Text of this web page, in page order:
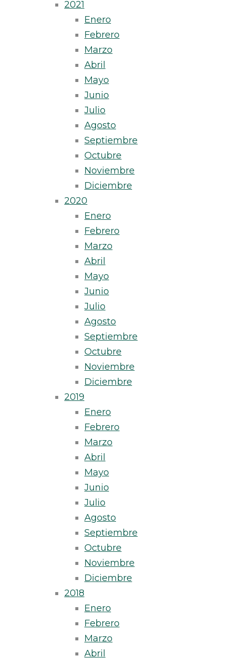
2021
Enero
Febrero
Marzo
Abril
Mayo
Junio
Julio
Agosto
Septiembre
Octubre
Noviembre
Diciembre
2020
Enero
Febrero
Marzo
Abril
Mayo
Junio
Julio
Agosto
Septiembre
Octubre
Noviembre
Diciembre
2019
Enero
Febrero
Marzo
Abril
Mayo
Junio
Julio
Agosto
Septiembre
Octubre
Noviembre
Diciembre
2018
Enero
Febrero
Marzo
Abril